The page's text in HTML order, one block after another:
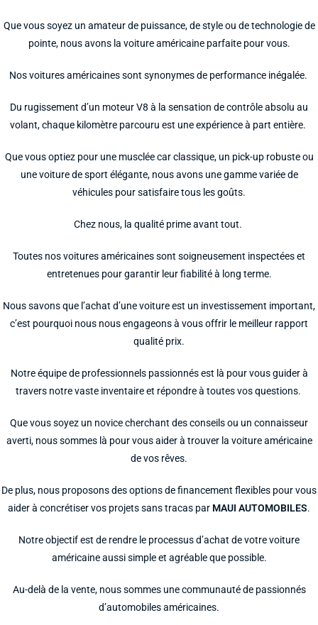
Que vous soyez un amateur de puissance, de style ou de technologie de
pointe, nous avons la voiture américaine parfaite pour vous.
Nos voitures américaines sont synonymes de performance inégalée.
Du rugissement d’un moteurV8 à la sensation de contrôle absolu au
volant, chaque kilomètre parcouru est une expérience à part entière.
Que vous optiez pour une musclée carclassique, un pick-up robuste ou
une voiture de sport élégante, nous avons une gamme variée de
véhicules pour satisfaire tous les goûts.
Chez nous, la qualité prime avant tout.
Toutes nos voitures américaines sont soigneusement inspectées et
entretenues pour garantir leur fiabilité à long terme.
Nous savons que l’achat d’une voiture est un investissement important,
c’est pourquoi nous nous engageons à vous offrir le meilleur rapport
qualité prix.
Notre équipe de professionnels passionnés est là pour vous guider à
travers notre vaste inventaire et répondre à toutes vos questions.
Que vous soyez un novice cherchant des conseils ou un connaisseur
averti, nous sommes là pour vous aider à trouver la voiture américaine
de vos rêves.
De plus, nous proposons des options de financement flexibles pour vous
aider à concrétiser vos projets sans tracas par MAUI AUTOMOBILES.
Notre objectif est de rendre le processus d’achat de votre voiture
américaine aussi simple et agréable que possible.
Au-delà de la vente, nous sommes une communauté de passionnés
d’automobiles américaines.